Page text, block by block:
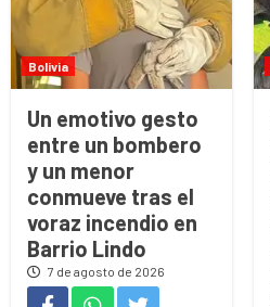
Bolivia
Un emotivo gesto
entre un bombero
y un menor
conmueve tras el
voraz incendio en
Barrio Lindo
7 de agosto de 2026